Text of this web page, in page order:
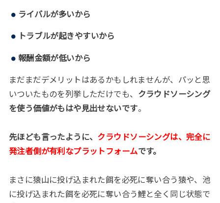
ライバルが多いから
トラブルが起きやすいから
報酬金額が低いから
まだまだデメリットはあるかもしれませんが、パッと思
いついたものを列挙しただけでも、 クラウドソーシング
を使う価値がもはや見出せないです。
先ほども言ったように、 クラウドソーシングは、完全に
発注者側が有利なプラットフォームです。
まさに猿山に投げ込まれた餌を必死に奪い合う猿や、池
に投げ込まれた餌を必死に奪い合う鯉と全く同じ状態で